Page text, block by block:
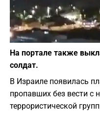
На портале также
солдат.
В Израиле появилась
пропавших без вести с
террористической